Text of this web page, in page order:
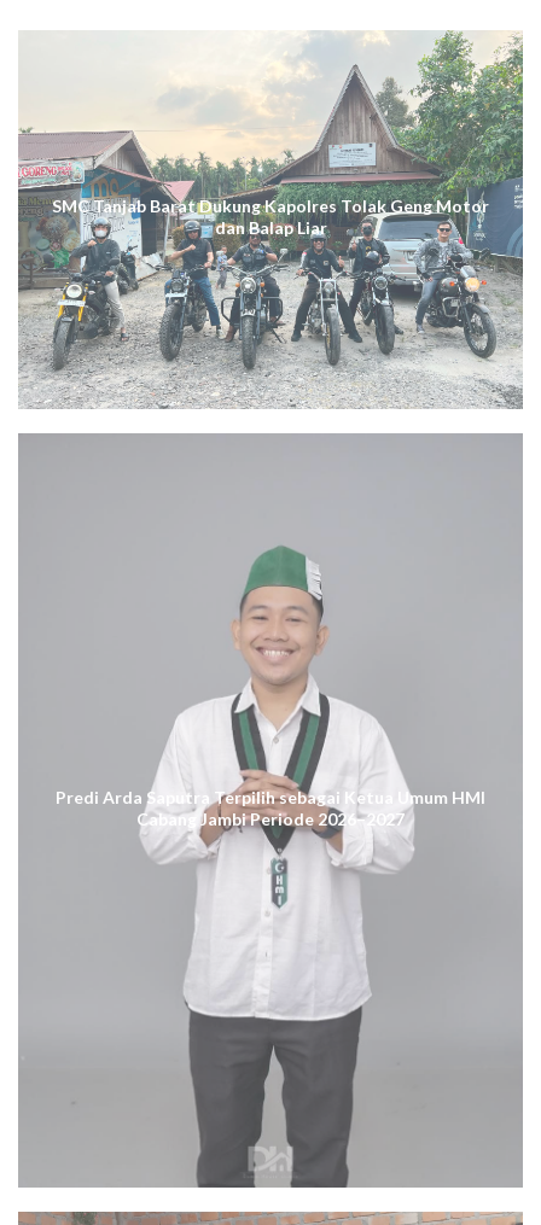
SMC Tanjab Barat Dukung Kapolres Tolak Geng Motor
dan Balap Liar
Predi Arda Saputra Terpilih sebagai Ketua Umum HMI
Cabang Jambi Periode 2026–2027